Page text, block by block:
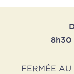
8h30
FERMÉE